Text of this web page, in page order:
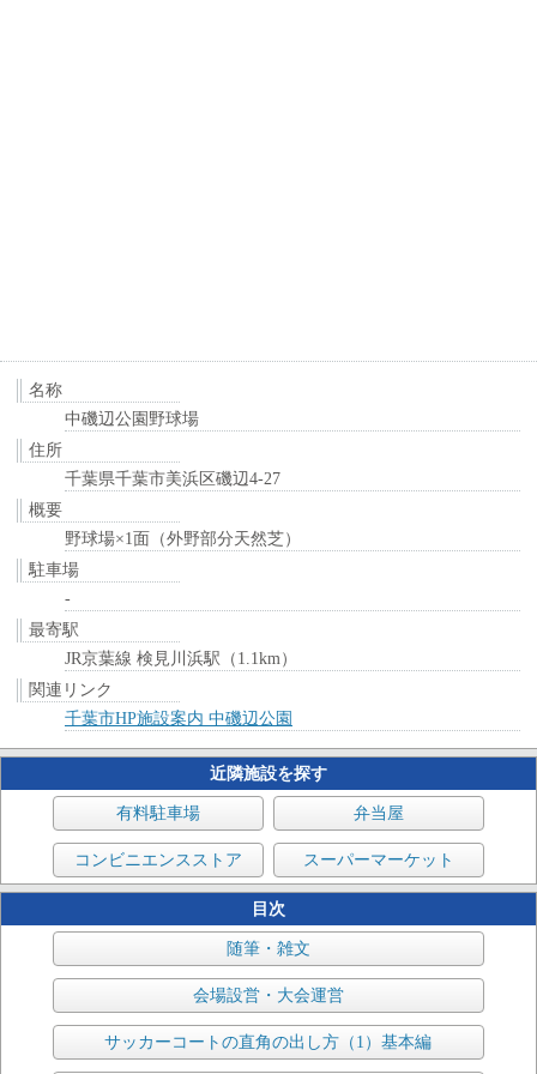
名称
中磯辺公園野球場
住所
千葉県千葉市美浜区磯辺4-27
概要
野球場×1面（外野部分天然芝）
駐車場
-
最寄駅
JR京葉線 検見川浜駅（1.1km）
関連リンク
千葉市HP施設案内 中磯辺公園
近隣施設を探す
有料駐車場 弁当屋
コンビニエンスストア スーパーマーケット
目次
随筆・雑文
会場設営・大会運営
サッカーコートの直角の出し方（1）基本編